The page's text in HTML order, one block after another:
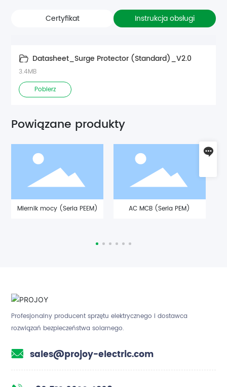
Certyfikat Instrukcja obsługi
Datasheet_Surge Protector (Standard)_V2.0
3.4MB
Pobierz
Powiązane produkty
Miernik mocy (Seria PEEM) AC MCB (Seria PEM)
Profesjonalny producent sprzętu elektrycznego i dostawca
rozwiązań bezpieczeństwa solarnego.
sales@projoy-electric.com
Zapytanie
sales@projoy-electric.com